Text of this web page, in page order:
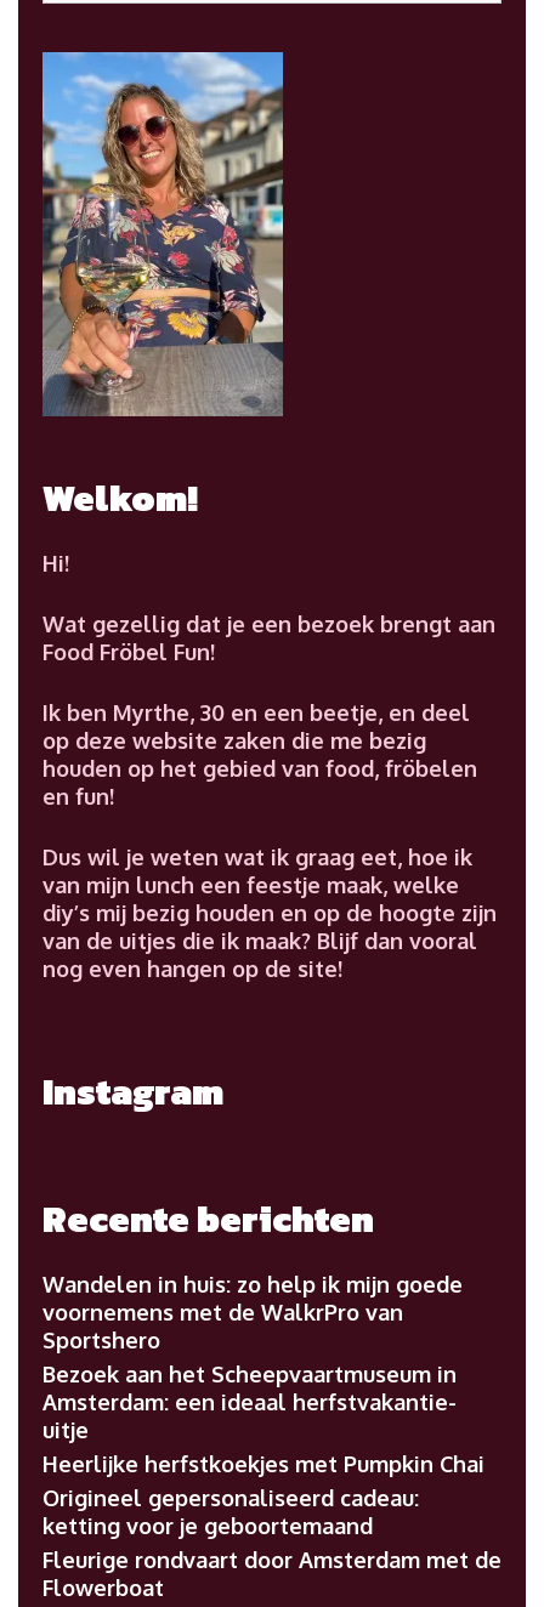
Welkom!
Hi!
Wat gezellig dat je een bezoek brengt aan
Food Fröbel Fun!
Ik ben Myrthe, 30 en een beetje, en deel
op deze website zaken die me bezig
houden op het gebied van food, fröbelen
en fun!
Dus wil je weten wat ik graag eet, hoe ik
van mijn lunch een feestje maak, welke
diy’s mij bezig houden en op de hoogte zijn
van de uitjes die ik maak? Blijf dan vooral
nog even hangen op de site!
Instagram
Recente berichten
Wandelen in huis: zo help ik mijn goede
voornemens met de WalkrPro van
Sportshero
Bezoek aan het Scheepvaartmuseum in
Amsterdam: een ideaal herfstvakantie-
uitje
Heerlijke herfstkoekjes met Pumpkin Chai
Origineel gepersonaliseerd cadeau:
ketting voor je geboortemaand
Fleurige rondvaart door Amsterdam met de
Flowerboat